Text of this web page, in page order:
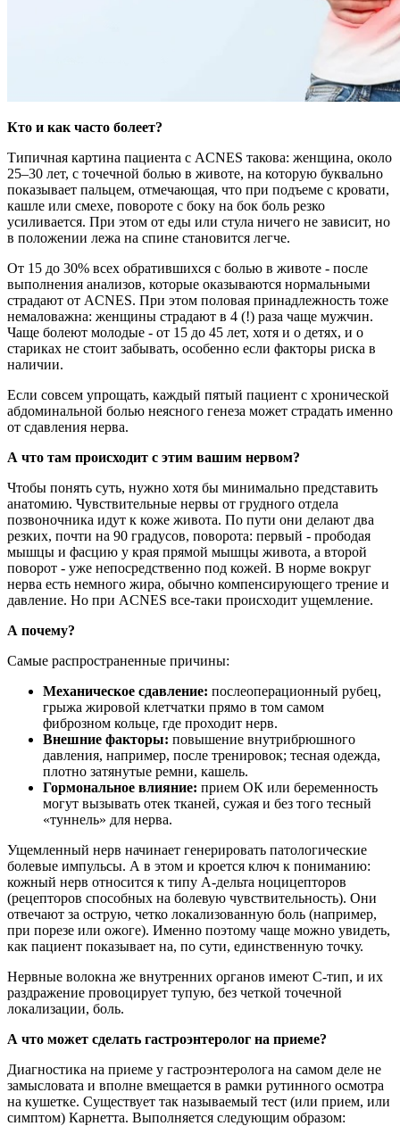
Кто и как часто болеет?
Типичная картина пациента с ACNES такова: женщина, около
25–30 лет, с точечной болью в животе, на которую буквально
показывает пальцем, отмечающая, что при подъеме с кровати,
кашле или смехе, повороте с боку на бок боль резко
усиливается. При этом от еды или стула ничего не зависит, но
в положении лежа на спине становится легче.
От 15 до 30% всех обратившихся с болью в животе - после
выполнения анализов, которые оказываются нормальными
страдают от ACNES. При этом половая принадлежность тоже
немаловажна: женщины страдают в 4 (!) раза чаще мужчин.
Чаще болеют молодые - от 15 до 45 лет, хотя и о детях, и о
стариках не стоит забывать, особенно если факторы риска в
наличии.
Если совсем упрощать, каждый пятый пациент с хронической
абдоминальной болью неясного генеза может страдать именно
от сдавления нерва.
А что там происходит с этим вашим нервом?
Чтобы понять суть, нужно хотя бы минимально представить
анатомию. Чувствительные нервы от грудного отдела
позвоночника идут к коже живота. По пути они делают два
резких, почти на 90 градусов, поворота: первый - прободая
мышцы и фасцию у края прямой мышцы живота, а второй
поворот - уже непосредственно под кожей. В норме вокруг
нерва есть немного жира, обычно компенсирующего трение и
давление. Но при ACNES все-таки происходит ущемление.
А почему?
Самые распространенные причины:
Механическое сдавление: послеоперационный рубец,
грыжа жировой клетчатки прямо в том самом
фиброзном кольце, где проходит нерв.
Внешние факторы: повышение внутрибрюшного
давления, например, после тренировок; тесная одежда,
плотно затянутые ремни, кашель.
Гормональное влияние: прием ОК или беременность
могут вызывать отек тканей, сужая и без того тесный
«туннель» для нерва.
Ущемленный нерв начинает генерировать патологические
болевые импульсы. А в этом и кроется ключ к пониманию:
кожный нерв относится к типу А-дельта ноцицепторов
(рецепторов способных на болевую чувствительность). Они
отвечают за острую, четко локализованную боль (например,
при порезе или ожоге). Именно поэтому чаще можно увидеть,
как пациент показывает на, по сути, единственную точку.
Нервные волокна же внутренних органов имеют С-тип, и их
раздражение провоцирует тупую, без четкой точечной
локализации, боль.
А что может сделать гастроэнтеролог на приеме?
Диагностика на приеме у гастроэнтеролога на самом деле не
замысловата и вполне вмещается в рамки рутинного осмотра
на кушетке. Существует так называемый тест (или прием, или
симптом) Карнетта. Выполняется следующим образом: